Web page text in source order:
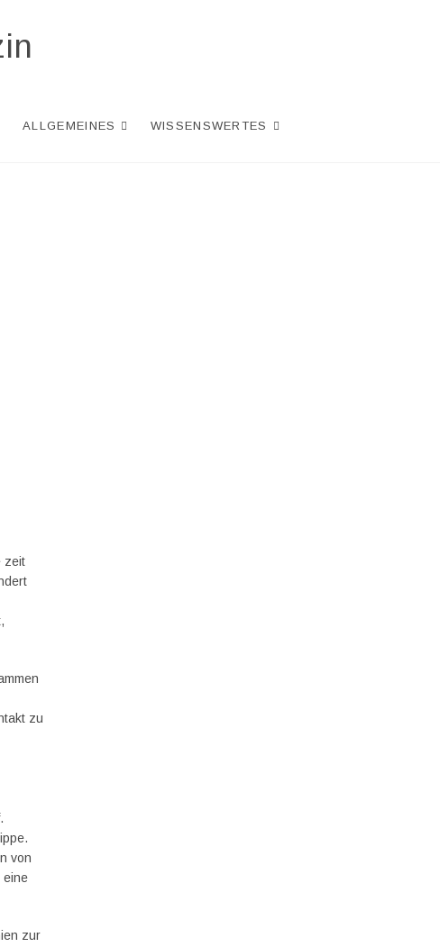
ALLGEMEINES WISSENSWERTES
zeit
zu
von
eine
zur